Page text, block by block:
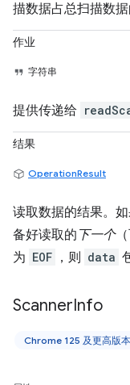
描数据占总扫描数
作业
字符串
提供传递给
结果
OperationResult
读取数据的结果。
备好读取的 下一个
为 EOF ，则 data
ScannerInfo
Chrome 125 及更高版本